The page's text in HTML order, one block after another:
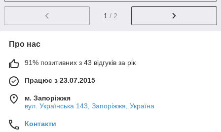
1 / 2
Про нас
91% позитивних з 43 відгуків за рік
Працює з 23.07.2015
м. Запоріжжя
вул. Українська 143, Запоріжжя, Україна
Контакти